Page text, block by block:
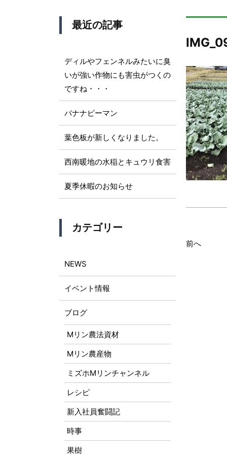
前へ
最近の記事
ディルやフェンネルみたいに臭
いが強い作物にも害虫がつくの
ですね・・・
バナナピーマン
葉色板が新しくなりました。
西南暖地の水稲とキュウリ食害
夏季休暇のお知らせ
カテゴリー
NEWS
イベント情報
ブログ
Mリン農法資材
Mリン農産物
ミズホMリンチャンネル
レシピ
新入社員奮闘記
時事
果樹